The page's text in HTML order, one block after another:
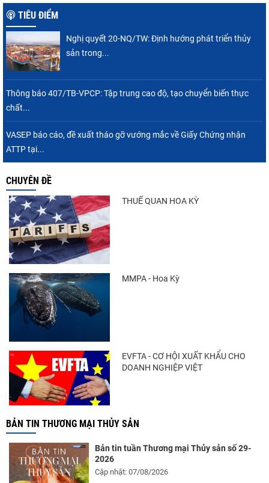
TIÊU ĐIỂM
Nghị quyết 20-NQ/TW: Định hướng phát triển thủy
sản trong...
Thông báo 407/TB-VPCP: Tập trung cao độ, tạo chuyển biến thực
chất...
VASEP báo cáo, đề xuất tháo gỡ vướng mắc về Giấy Chứng nhận
ATTP tại...
CHUYÊN ĐỀ
THUẾ QUAN HOA KỲ
MMPA - Hoa Kỳ
EVFTA - CƠ HỘI XUẤT KHẨU CHO
DOANH NGHIỆP VIỆT
BẢN TIN THƯƠNG MẠI THỦY SẢN
Bản tin tuần Thương mại Thủy sản số 29-
2026
Cập nhật: 07/08/2026